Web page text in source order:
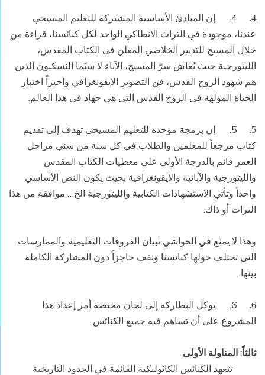
4.
4.
إن المبادئ الأساسية المشتركة للتعليم المسيحي
عندنا، موجودة في التراث الانطاكي الواحد لكل كنائسنا، قراءة من
خلال المسيح للتدبير الخلاصي المعلن في الكتاب المقدس،
الليتورجية حيث يُعاش سرّ المسيح، الآباء لا سيّما النسكيون الذين
هم شهود الروح القدس، فن التصوير الايقونغرافي وأخيراً اختبار
الحياة المؤلهة في الروح القدس التي هي جهاد في هذا العالم.
5.
5.
إن برمجة موحدة للتعليم المسيحي تهدف إلى تقديم
كتاب مرجعاً للمعلمين والطلاب في كل سنة من سني مراحل
العمر قائم بالدرجة الأولى على معطيات الكتاب المقدس
والليتورجية والآبائية والايقونغرافية بحيث يكون النص الأساسي
واحداً وتأتي الاستشهادات الكتابية والليتورجية الخ… موافقة من هذا
التراث أو ذاك.
وهذا لا يمنع في الحواشي تبيان الفروقات التعليمية والممارسات
التي تختلف حولها كنائسنا وتقف حاجزاً دون المشاركة الكاملة
بينها.
6.
6.
يوكل البطاركة إلى لجان مختصة أمر إعداد هذا
المشروع على أن تساهم فيه جميع الكنائس.
ثالثاً: المناولة الأولى
تتعهد الكنائس الكاثوليكية القائمة في الحدود التاريخية